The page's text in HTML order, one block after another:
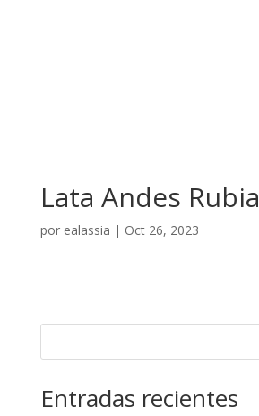
Lata Andes Rubia
por ealassia | Oct 26, 2023
Entradas recientes